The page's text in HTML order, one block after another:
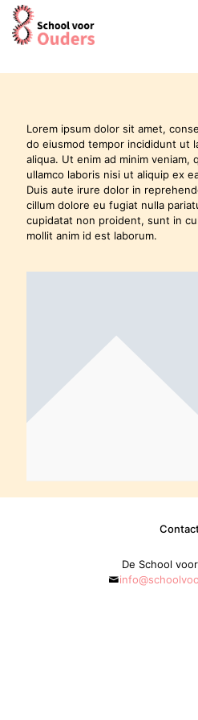
Lorem ipsum dolor sit amet,
do eiusmod tempor incididunt ut
aliqua. Ut enim ad minim veniam,
ullamco laboris nisi ut aliquip ex
Duis aute irure dolor in
cillum dolore eu fugiat nulla
cupidatat non proident, sunt in
mollit anim id est laborum.
De School